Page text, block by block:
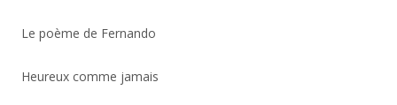
Le poème de Fernando
Heureux comme jamais